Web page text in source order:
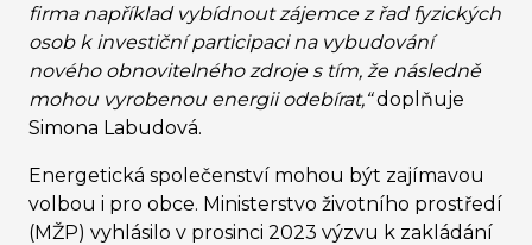
firma například vybídnout zájemce z řad fyzických
osob k investiční participaci na vybudování
nového obnovitelného zdroje s tím, že následně
mohou vyrobenou energii odebírat,“doplňuje
Simona Labudová.
Energetická společenství mohou být zajímavou
volbou i pro obce. Ministerstvo životního prostředí
(MŽP) vyhlásilo v prosinci 2023 výzvu k zakládání